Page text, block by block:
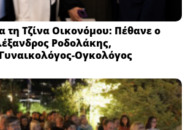
τη Τζίνα Οικονόμου: Πέθανε ο
Ροδολάκης,
Ογκολόγος